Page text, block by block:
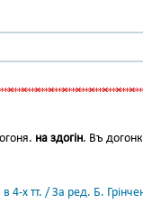
на здогін. Въ
в 4-х тт. / За ред. Б.